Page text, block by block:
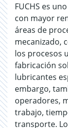
FUCHS es
con mayor
áreas de
mecanizado,
los procesos
fabricación
lubricantes
embargo,
operadores,
trabajo,
transporte.